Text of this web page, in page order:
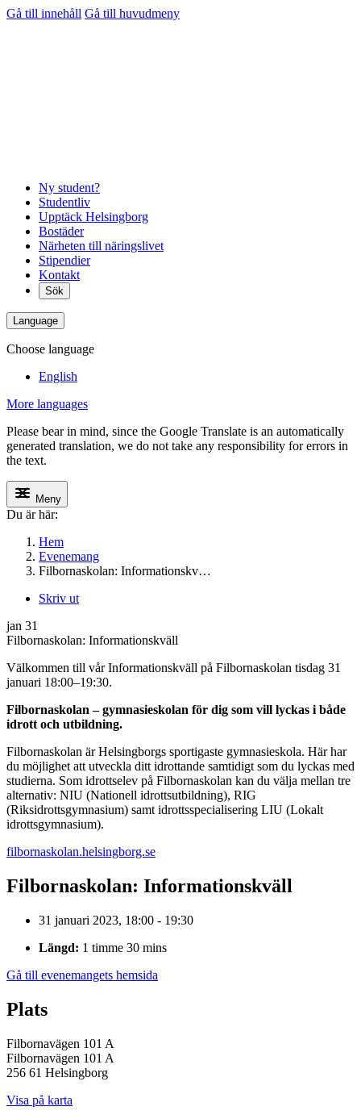
Gå till innehåll Gå till huvudmeny
Ny student?
Studentliv
Upptäck Helsingborg
Bostäder
Närheten till näringslivet
Stipendier
Kontakt
Sök
Language
Choose language
English
More languages
Please bear in mind, since the Google Translate is an automatically
generated translation, we do not take any responsibility for errors in
the text.
Meny
Du är här:
Hem
Evenemang
Filbornaskolan: Informationskv…
Skriv ut
jan 31
Filbornaskolan: Informationskväll
Välkommen till vår Informationskväll på Filbornaskolan tisdag 31
januari 18:00–19:30.
Filbornaskolan – gymnasieskolan för dig som vill lyckas i både
idrott och utbildning.
Filbornaskolan är Helsingborgs sportigaste gymnasieskola. Här har
du möjlighet att utveckla ditt idrottande samtidigt som du lyckas med
studierna. Som idrottselev på Filbornaskolan kan du välja mellan tre
alternativ: NIU (Nationell idrottsutbildning), RIG
(Riksidrottsgymnasium) samt idrottsspecialisering LIU (Lokalt
idrottsgymnasium).
filbornaskolan.helsingborg.se
Filbornaskolan: Informationskväll
31 januari 2023, 18:00 - 19:30
Längd: 1 timme 30 mins
Gå till evenemangets hemsida
Plats
Filbornavägen 101 A
Filbornavägen 101 A
256 61 Helsingborg
Visa på karta